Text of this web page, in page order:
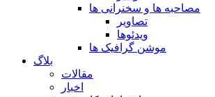
مصاحبه ها و سخنرانی ها
تصاویر
ویدئوها
موشن گرافیک ها
بلاگ
مقالات
اخبار